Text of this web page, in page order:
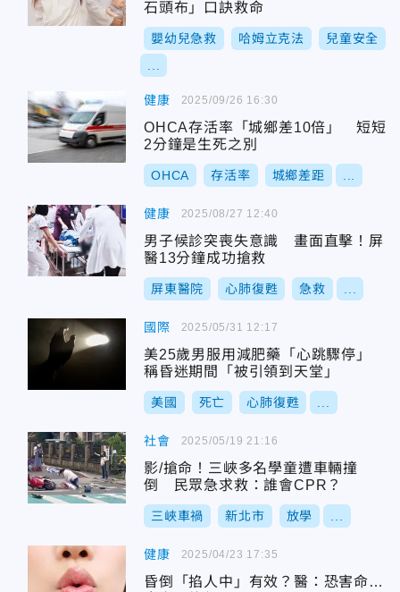
石頭布」口訣救命
嬰幼兒急救 哈姆立克法 兒童安全
健康
OHCA存活率「城鄉差10倍」 短短
2分鐘是生死之別
OHCA 存活率 城鄉差距
2025/09/26 16:30
健康
男子候診突喪失意識 畫面直擊！屏
醫13分鐘成功搶救
屏東醫院 心肺復甦 急救
2025/08/27 12:40
國際
美25歲男服用減肥藥「心跳驟停」
稱昏迷期間「被引領到天堂」
美國 死亡 心肺復甦
2025/05/31 12:17
社會
影/搶命！三峽多名學童遭車輛撞
倒 民眾急求救：誰會CPR？
三峽車禍 新北市 放學
2025/05/19 21:16
健康
昏倒「掐人中」有效？醫：恐害命…
2025/04/23 17:35